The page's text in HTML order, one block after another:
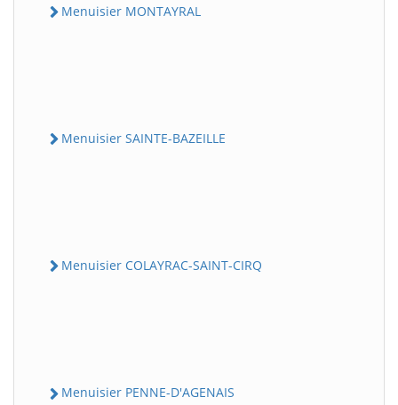
Menuisier MONTAYRAL
Menuisier SAINTE-BAZEILLE
Menuisier COLAYRAC-SAINT-CIRQ
Menuisier PENNE-D'AGENAIS